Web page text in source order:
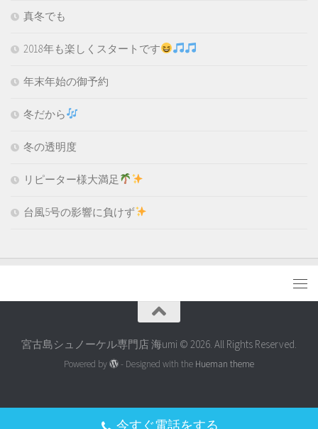
真冬でも
2018年も楽しくスタートです
年末年始の御予約
冬だから
冬の透明度
リピーター様大満足
台風5号の影響に負けず
宮古島シュノーケル専門店 海umi © 2026. All Rights Reserved.
Powered by - Designed with the Hueman theme
今すぐ電話をする